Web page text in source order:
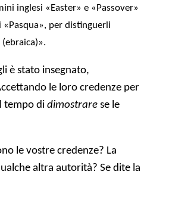
inglesi «Easter» e «Passover»
per distinguerli
è stato insegnato,
le loro credenze per
tempo didimostrare se le
le vostre credenze? La
altra autorità? Se dite la